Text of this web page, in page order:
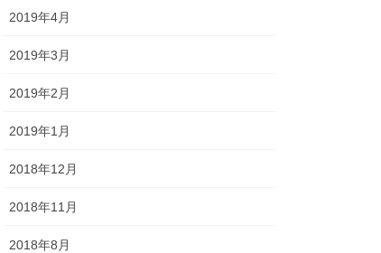
2019年4月
2019年3月
2019年2月
2019年1月
2018年12月
2018年11月
2018年8月